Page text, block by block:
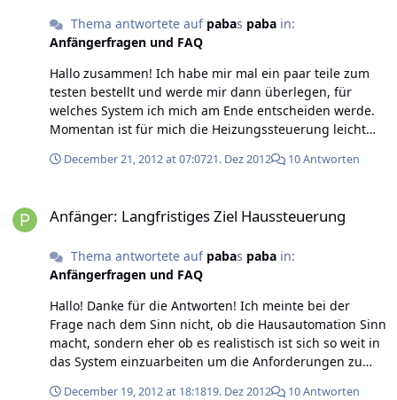
tut sich nichts. Was kann ich tun? Ich hab schon das
USB-Kabel gegen eines getauscht, das an 2 USB-Ports
abgeschlossen wird. So langsam bin ich hilflos...
Vielleicht könnt ihr mir helfen. Beste Grüße Paul
Thema antwortete auf pabas pabain:
Anfängerfragen und FAQ
Hallo zusammen! Ich habe mir mal ein paar teile zum
testen bestellt und werde mir dann überlegen, für
welches System ich mich am Ende entscheiden werde.
Momentan ist für mich die Heizungssteuerung leicht
Funkthermostate für 49,- bekommen kann, die auch
noch verkleidet werden will. Bei den Licht &
kann ich mir durchaus vorstellen Tinkerforge zu nutzen.
Vor allem, weil hier die Industrial Relays recht günstig
sind oder ich nutze einen IO zum schalten der
Hutschienen-Relais. @Masder: Was für Sensoren nutzt
du so? Was steuert deine Anlage? @ Mikrolinux: An due
Dual-Relays habe ich zur Rollladensteuerung auch
schon gedacht. Ich werde zunächst mal Strippen in den
Keller ziehen, den Rest schauen wir dann. Deine
December 21, 2012 at 07:0721. Dez 2012 10 Antworten
Anfänger: Langfristiges Ziel Haussteuerung
Thema antwortete auf pabas pabain:
Anfängerfragen und FAQ
Hallo! Danke für die Antworten! Ich meinte bei der
Frage nach dem Sinn nicht, ob die Hausautomation Sinn
macht, sondern eher ob es realistisch ist sich so weit in
das System einzuarbeiten um die Anforderungen zu
December 19, 2012 at 18:1819. Dez 2012 10 Antworten